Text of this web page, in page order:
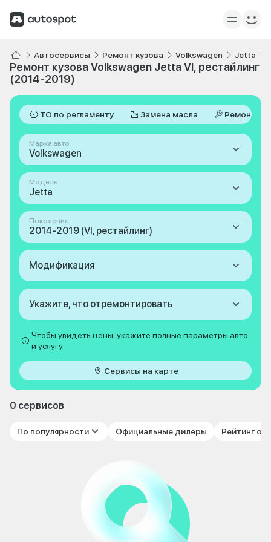
Автосервисы Ремонт кузова Volkswagen Jetta
Ремонт кузова Volkswagen Jetta VI, рестайлинг
(2014-2019)
ТО по регламенту Замена масла Ремонт
Марка авто
Volkswagen
Модель
Jetta
Поколение
2014-2019 (VI, рестайлинг)
Модификация
Укажите, что отремонтировать
Чтобы увидеть цены, укажите полные параметры авто
и услугу
Сервисы на карте
0 сервисов
По популярности Официальные дилеры Рейтинг